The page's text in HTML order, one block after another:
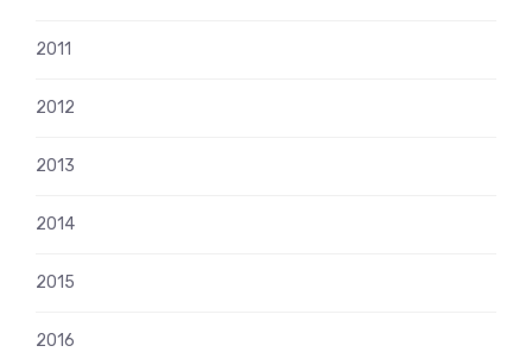
2011
2012
2013
2014
2015
2016